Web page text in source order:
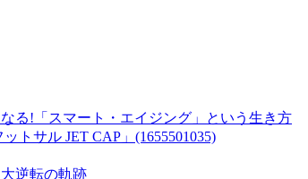
る!「スマート・エイジング」という生き方
トサル JET CAP」(1655501035)
逆転の軌跡